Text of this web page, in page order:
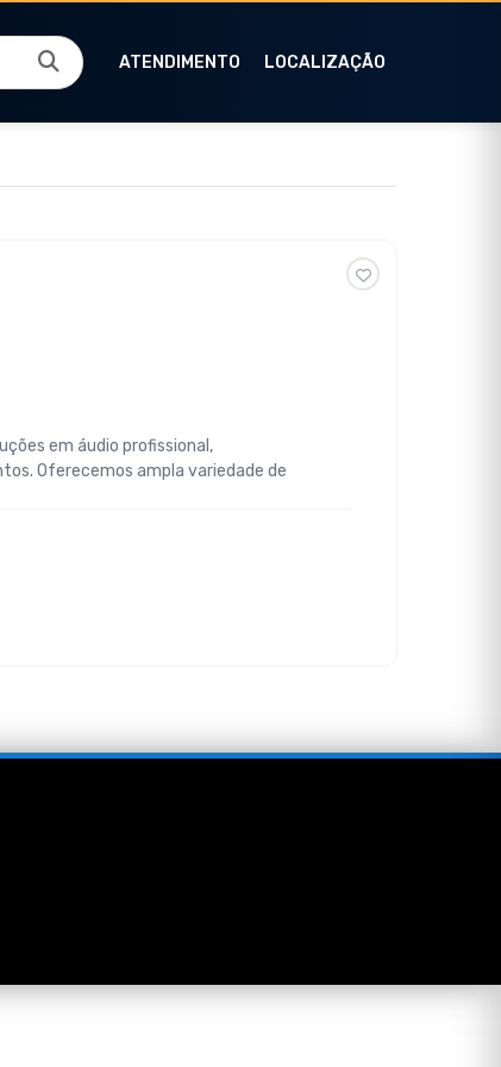
ATENDIMENTO LOCALIZAÇÃO
em áudio profissional,
Oferecemos ampla variedade de